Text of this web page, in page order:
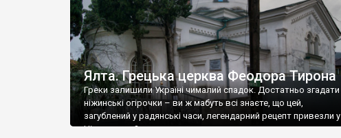
Ялта. Грецька церква Феодора Тирона
Греки залишили Україні чималий спадок. Достатньо згадати
ніжинські огірочки – ви ж мабуть всі знаєте, що цей,
загублений у радянські часи, легендарний рецепт привезли у
Ніжин греки?